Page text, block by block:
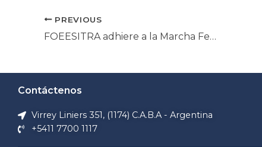
PREVIOUS
FOEESITRA adhiere a la Marcha Federal Universitaria del 2 de octubre, en defensa de la Educación Pública
Contáctenos
Virrey Liniers 351, (1174) C.A.B.A - Argentina
+5411 7700 1117